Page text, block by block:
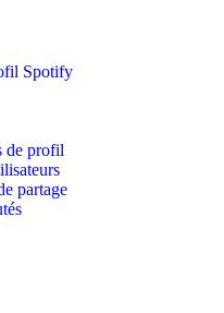
Spotify
de profil
partage